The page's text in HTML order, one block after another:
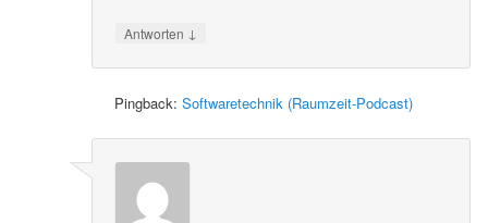
Antworten ↓
Pingback:Softwaretechnik (Raumzeit-Podcast)